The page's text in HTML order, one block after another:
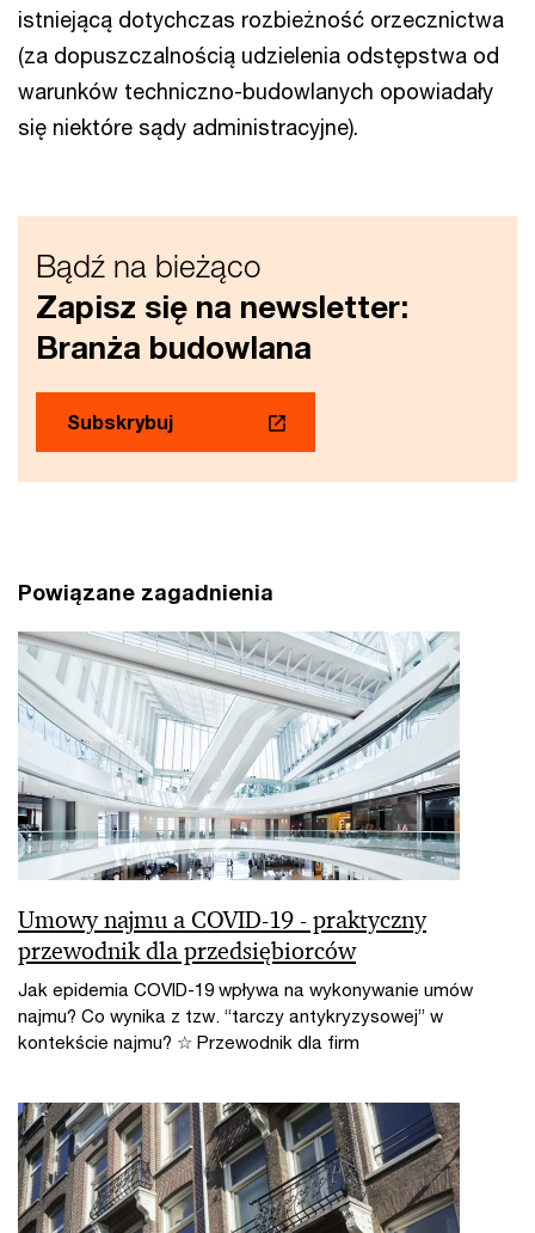
istniejącą dotychczas rozbieżność orzecznictwa
(za dopuszczalnością udzielenia odstępstwa od
warunków techniczno-budowlanych opowiadały
się niektóre sądy administracyjne).
Bądź na bieżąco
Zapisz się na newsletter:
Branża budowlana
Subskrybuj
Powiązane zagadnienia
Umowy najmu a COVID-19 - praktyczny
przewodnik dla przedsiębiorców
Jak epidemia COVID-19 wpływa na wykonywanie umów
najmu? Co wynika z tzw. “tarczy antykryzysowej” w
kontekście najmu? ☆ Przewodnik dla firm